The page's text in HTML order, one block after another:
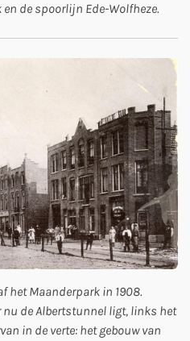
de spoorlijn Ede-Wolfheze.
het Maanderpark in 1908.
de Albertstunnel ligt, links het
in de verte: het gebouw van